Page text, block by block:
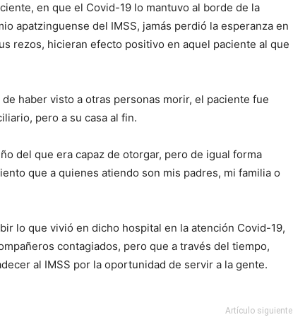
en que el Covid-19 lo mantuvo al borde de la
apatzinguense del IMSS, jamás perdió la esperanza en
rezos, hicieran efecto positivo en aquel paciente al que
haber visto a otras personas morir, el paciente fue
pero a su casa al fin.
del que era capaz de otorgar, pero de igual forma
que a quienes atiendo son mis padres, mi familia o
lo que vivió en dicho hospital en la atención Covid-19,
contagiados, pero que a través del tiempo,
al IMSS por la oportunidad de servir a la gente.
Artículo siguiente